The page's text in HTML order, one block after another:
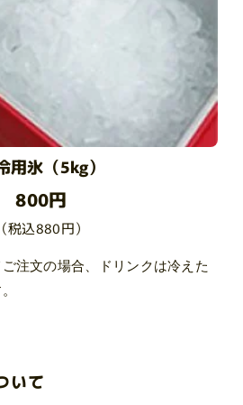
用氷（5kg）
800円
（税込880円）
注文の場合、ドリンクは冷えた
いて